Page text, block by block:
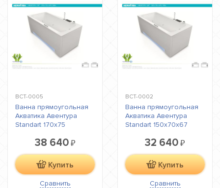
ВСТ-0005
Ванна прямоугольная
Акватика Авентура
Standart 170х75
38 640₽
Купить
Сравнить
ВСТ-0002
Ванна прямоугольная
Акватика Авентура
Standart 150х70х67
32 640 ₽
Купить
Сравнить